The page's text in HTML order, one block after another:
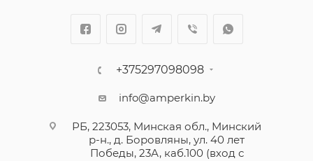
+375297098098
info@amperkin.by
РБ, 223053, Минская обл., Минский
р-н., д. Боровляны, ул. 40 лет
Победы, 23А, каб.100 (вход с